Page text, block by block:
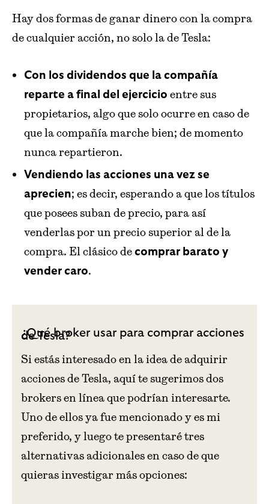
Hay dos formas de ganar dinero con la compra
de cualquier acción, no solo la de Tesla:
Con los dividendos que la compañía
reparte a final del ejercicio entre sus
propietarios, algo que solo ocurre en caso de
que la compañía marche bien; de momento
nunca repartieron.
Vendiendo las acciones una vez se
aprecien; es decir, esperando a que los títulos
que posees suban de precio, para así
venderlas por un precio superior al de la
compra. El clásico de comprar barato y
vender caro.
¿Qué broker usar para comprar acciones
de Tesla?
Si estás interesado en la idea de adquirir
acciones de Tesla, aquí te sugerimos dos
brokers en línea que podrían interesarte.
Uno de ellos ya fue mencionado y es mi
preferido, y luego te presentaré tres
alternativas adicionales en caso de que
quieras investigar más opciones: